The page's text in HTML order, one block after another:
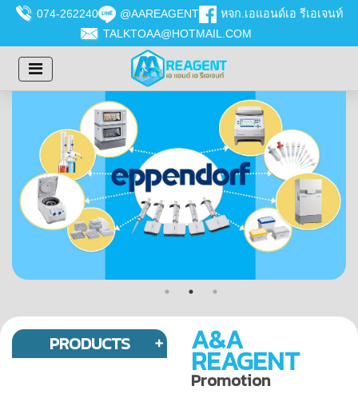
074-262240 @AAREAGENT
หจก.เอแอนด์เอ รีเอเจนท์
TALKTOAA@HOTMAIL.COM
PRODUCTS A&A
REAGENT
Promotion